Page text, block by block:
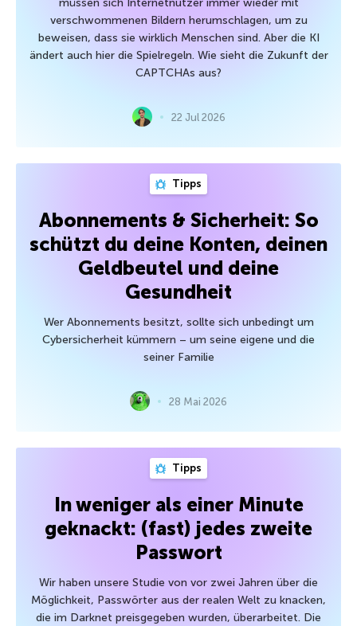
müssen sich Internetnutzer immer wieder mit
verschwommenen Bildern herumschlagen, um zu
beweisen, dass sie wirklich Menschen sind. Aber die KI
ändert auch hier die Spielregeln. Wie sieht die Zukunft der
CAPTCHAs aus?
22 Jul 2026
Tipps
Abonnements & Sicherheit: So
schützt du deine Konten, deinen
Geldbeutel und deine
Gesundheit
Wer Abonnements besitzt, sollte sich unbedingt um
Cybersicherheit kümmern – um seine eigene und die
seiner Familie
28 Mai 2026
Tipps
In weniger als einer Minute
geknackt: (fast) jedes zweite
Passwort
Wir haben unsere Studie von vor zwei Jahren über die
Möglichkeit, Passwörter aus der realen Welt zu knacken,
die im Darknet preisgegeben wurden, überarbeitet. Die